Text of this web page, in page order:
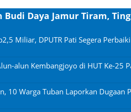
Daya Jamur Tiram,
Miliar, DPUTR Pati Segera
alun Kembangjoyo di HUT Ke-25
10 Warga Tuban Laporkan